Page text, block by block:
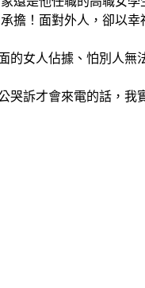
擔！面對外人，卻以幸
的女人佔據、怕別人
訴才會來電的話，